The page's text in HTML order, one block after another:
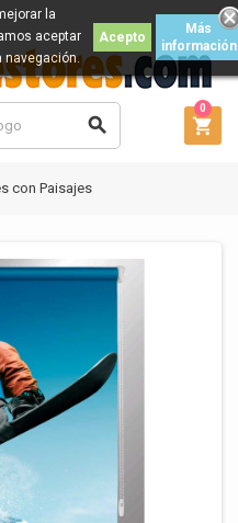
 
0
la
aceptar
navegación.
Acepto
Más
información
con Paisajes